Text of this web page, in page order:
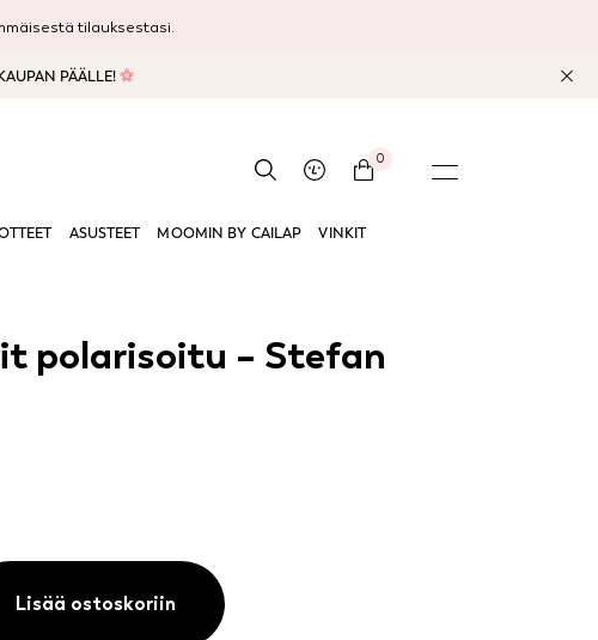
tilauksestasi.
PÄÄLLE!
0
ASUSTEET MOOMIN BY CAILAP VINKIT
polarisoitu – Stefan
Lisää ostoskoriin